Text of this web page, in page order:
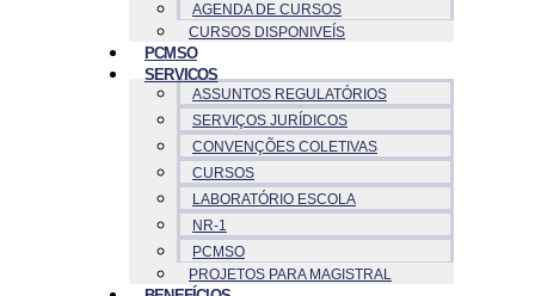
AGENDA DE CURSOS
CURSOS DISPONIVEÍS
PCMSO
SERVICOS
ASSUNTOS REGULATÓRIOS
SERVIÇOS JURÍDICOS
CONVENÇÕES COLETIVAS
CURSOS
LABORATÓRIO ESCOLA
NR-1
PCMSO
PROJETOS PARA MAGISTRAL